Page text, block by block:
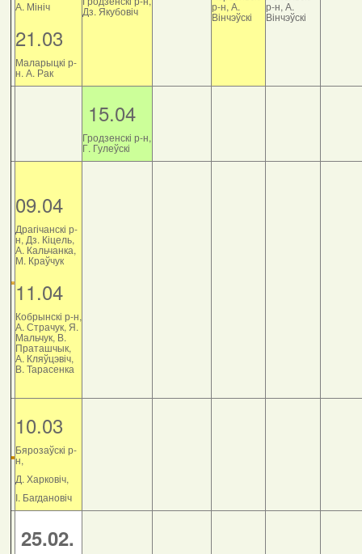
А. Мініч
21.03
Маларыцкі р-
н. А. Рак
Дз. Якубовіч р-н, А.
Вінчэўскі
р-н, А.
Вінчэўскі
15.04
Гродзенскі р-н,
Г. Гулеўскі
09.04
Драгічанскі р-
н, Дз. Кіцель,
А. Кальчанка,
М. Краўчук
11.04
Кобрынскі р-н,
А. Страчук, Я.
Мальчук, В.
Праташчык,
А. Кляўцэвіч,
В. Тарасенка
10.03
Бярозаўскі р-
н,
Д. Харковіч,
І. Багдановіч
25.02.